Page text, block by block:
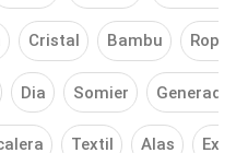
Cristal Bambu Ropa
Dia Somier
Textil Alas